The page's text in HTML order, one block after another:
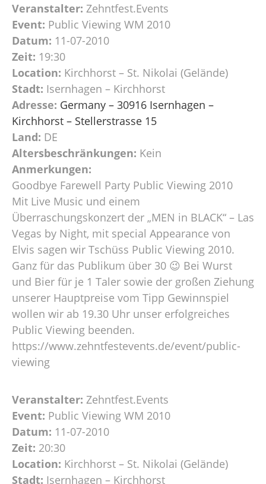
Veranstalter: Zehntfest.Events
Event: Public Viewing WM 2010
Datum: 11-07-2010
Zeit: 19:30
Location: Kirchhorst – St. Nikolai (Gelände)
Stadt: Isernhagen – Kirchhorst
Adresse: Germany – 30916 Isernhagen –
Kirchhorst – Stellerstrasse 15
Land: DE
Altersbeschränkungen: Kein
Anmerkungen:
Goodbye Farewell Party Public Viewing 2010
Mit Live Music und einem
Überraschungskonzert der „MEN in BLACK“ – Las
Vegas by Night, mit special Appearance von
Elvis sagen wir Tschüss Public Viewing 2010.
Ganz für das Publikum über 30 😉 Bei Wurst
und Bier für je 1 Taler sowie der großen Ziehung
unserer Hauptpreise vom Tipp Gewinnspiel
wollen wir ab 19.30 Uhr unser erfolgreiches
Public Viewing beenden.
https://www.zehntfestevents.de/event/public-
viewing
Veranstalter: Zehntfest.Events
Event: Public Viewing WM 2010
Datum: 11-07-2010
Zeit: 20:30
Location: Kirchhorst – St. Nikolai (Gelände)
Stadt: Isernhagen – Kirchhorst